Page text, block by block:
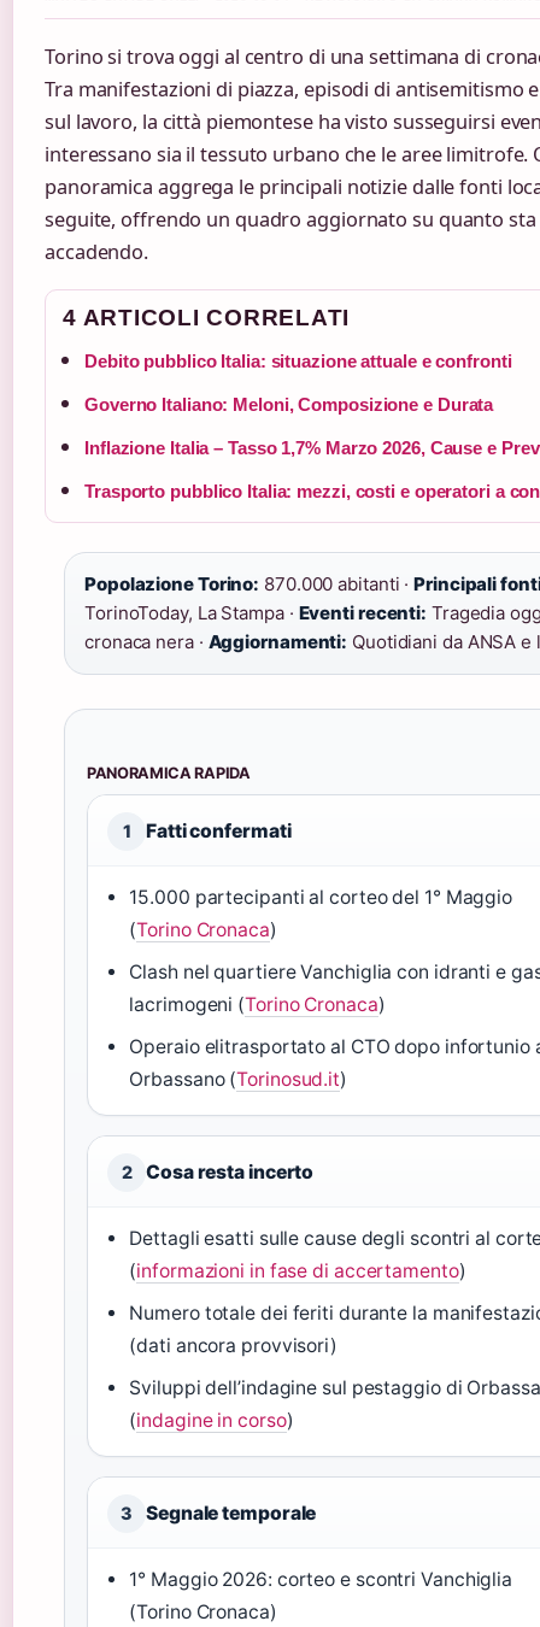
Torino si trova oggi al centro di una settimana di
Tra manifestazioni di piazza, episodi di antisemitismo
sul lavoro, la città piemontese ha visto susseguirsi
interessano sia il tessuto urbano che le aree limitrofe.
panoramica aggrega le principali notizie dalle fonti
seguite, offrendo un quadro aggiornato su quanto sta
accadendo.
4 ARTICOLI CORRELATI
Debito pubblico Italia: situazione attuale e confronti
Governo Italiano: Meloni, Composizione e Durata
Inflazione Italia – Tasso 1,7% Marzo 2026, Cause e
Trasporto pubblico Italia: mezzi, costi e operatori a
Popolazione Torino: 870.000 abitanti ·Principali
TorinoToday, La Stampa · Eventi recenti: Tragedia
cronaca nera · Aggiornamenti: Quotidiani da ANSA e
PANORAMICA RAPIDA
1 Fatti confermati
15.000 partecipanti al corteo del 1° Maggio
(Torino Cronaca)
Clash nel quartiere Vanchiglia con idranti e
lacrimogeni (Torino Cronaca)
Operaio elitrasportato al CTO dopo infortunio
Orbassano (Torinosud.it)
2 Cosa resta incerto
Dettagli esatti sulle cause degli scontri al
(informazioni in fase di accertamento)
Numero totale dei feriti durante la
(dati ancora provvisori)
Sviluppi dell’indagine sul pestaggio di
(indagine in corso)
3 Segnale temporale
1° Maggio 2026: corteo e scontri Vanchiglia
(Torino Cronaca)